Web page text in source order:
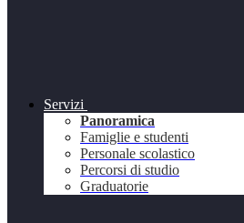
Servizi
Panoramica
Famiglie e studenti
Personale scolastico
Percorsi di studio
Graduatorie